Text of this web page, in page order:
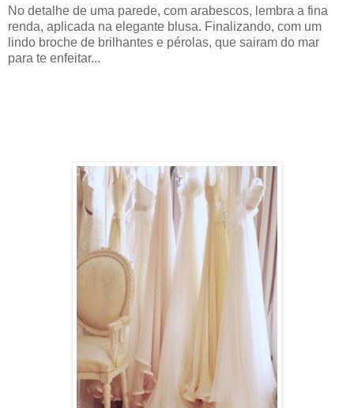
No detalhe de uma parede, com arabescos, lembra a fina
renda, aplicada na elegante blusa. Finalizando, com um
lindo broche de brilhantes e pérolas, que sairam do mar
para te enfeitar...